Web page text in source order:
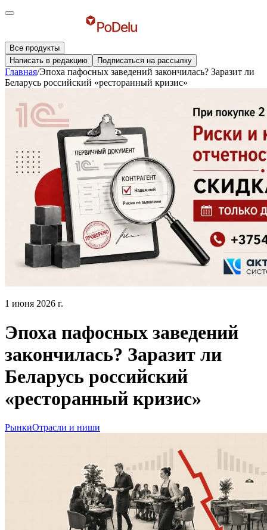
Все продукты
Написать в редакцию
Подписаться на рассылку
Главная/Эпоха пафосных заведений закончилась? Заразит ли
Беларусь российский «ресторанный кризис»
1 июня 2026 г.
Эпоха пафосных заведений
закончилась? Заразит ли
Беларусь российский
«ресторанный кризис»
РынкиОтрасли и ниши